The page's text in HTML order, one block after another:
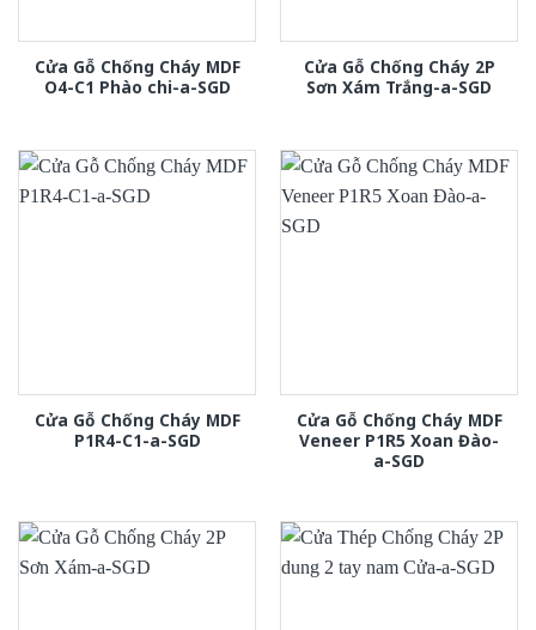
Cửa Gỗ Chống Cháy MDF
O4-C1 Phào chi-a-SGD
Cửa Gỗ Chống Cháy 2P
Sơn Xám Trắng-a-SGD
Cửa Gỗ Chống Cháy MDF
P1R4-C1-a-SGD
Cửa Gỗ Chống Cháy MDF
Veneer P1R5 Xoan Đào-
a-SGD